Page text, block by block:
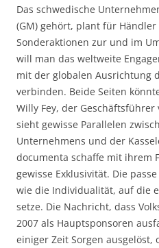
Das schwedische
(GM) gehört, plant für
Sonderaktionen zur und im
will man das weltweite
mit der globalen Ausrichtung
verbinden. Beide Seiten
Willy Fey, der
sieht gewisse Parallelen
Unternehmens und der
documenta schaffe mit ihrem
gewisse Exklusivität. Die
wie die Individualität, auf die
setze. Die Nachricht, dass
2007 als Hauptsponsoren
einiger Zeit Sorgen ausgelöst,